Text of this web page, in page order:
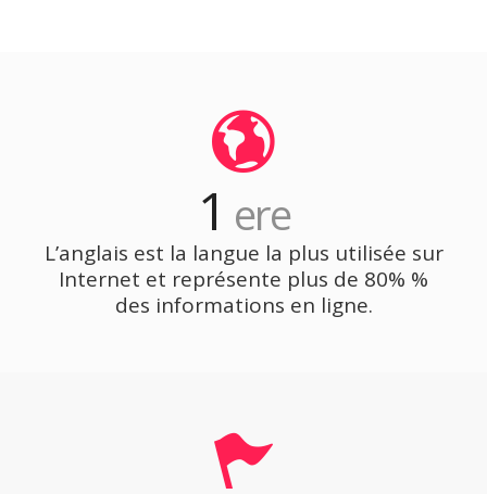
1 ere
L’anglais est la langue la plus utilisée sur
Internet et représente plus de 80% %
des informations en ligne.